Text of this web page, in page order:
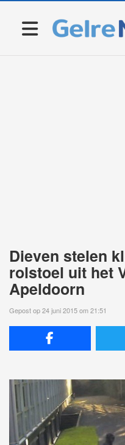
Dieven stelen
rolstoel uit het
Apeldoorn
Gepost op 24 juni 2015 om 21:51